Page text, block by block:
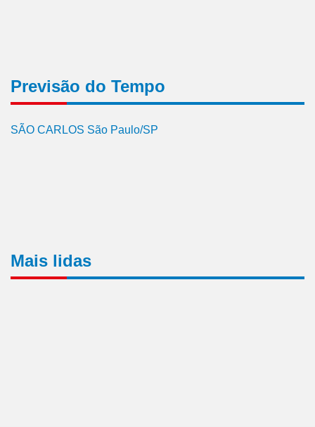
Previsão do Tempo
SÃO CARLOS São Paulo/SP
Mais lidas